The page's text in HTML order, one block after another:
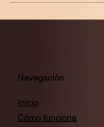
Navegación
Inicio
Cómo funciona